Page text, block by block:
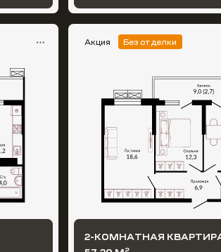
Акция Без отделки
2-КОМНАТНАЯ
2